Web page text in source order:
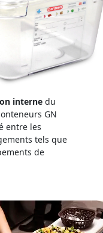
interne du
GN
entre les
tels que
de